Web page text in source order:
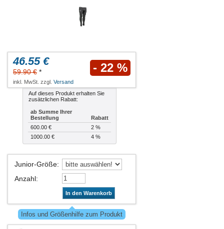
46.55 €
59.90 € * - 22 %
inkl. MwSt. zzgl. Versand
Auf dieses Produkt erhalten Sie
zusätzlichen Rabatt:
ab Summe Ihrer
Bestellung
Rabatt
600.00 €
2 %
1000.00 €
4 %
Junior-Größe:
Anzahl:
In den Warenkorb
Infos und Größenhilfe zum Produkt